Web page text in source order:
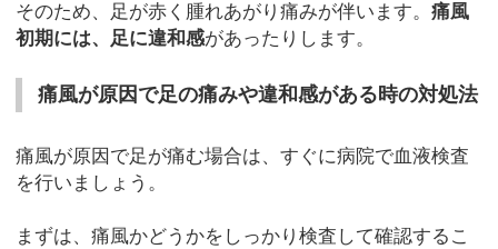
そのため、足が赤く腫れあがり痛みが伴います。痛風
初期には、足に違和感があったりします。
痛風が原因で足の痛みや違和感がある時の対処法
痛風が原因で足が痛む場合は、すぐに病院で血液検査
を行いましょう。
まずは、痛風かどうかをしっかり検査して確認するこ